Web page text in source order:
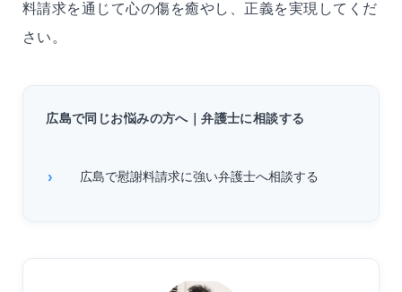
料請求を通じて心の傷を癒やし、正義を実現してくだ
さい。
広島で同じお悩みの方へ｜弁護士に相談する
広島で慰謝料請求に強い弁護士へ相談する